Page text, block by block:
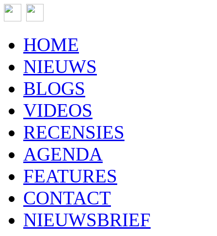
HOME
NIEUWS
BLOGS
VIDEOS
RECENSIES
AGENDA
FEATURES
CONTACT
NIEUWSBRIEF